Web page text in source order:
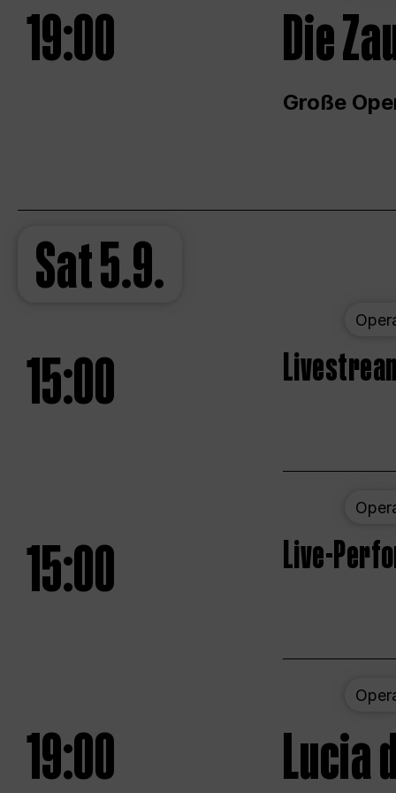
19:00 Die
Große
Sat5.9.
15:00
15:00 Live-
19:00 Lucia